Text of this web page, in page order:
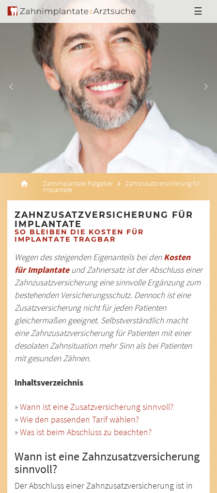
☰
Zahnimplantate Ratgeber Zahnzusatzversicherung für
Implantate
ZAHNZUSATZVERSICHERUNG FÜR
IMPLANTATE
SO BLEIBEN DIE KOSTEN FÜR
IMPLANTATE TRAGBAR
Wegen des steigenden Eigenanteils bei denKosten
für Implantateund Zahnersatz ist der Abschluss einer
Zahnzusatzversicherung eine sinnvolle Ergänzung zum
bestehenden Versicherungsschutz. Dennoch ist eine
Zusatzversicherung nicht für jeden Patienten
gleichermaßen geeignet. Selbstverständlich macht
eine Zahnzusatzversicherung für Patienten mit einer
desolaten Zahnsituation mehr Sinn als bei Patienten
mit gesunden Zähnen.
Inhaltsverzeichnis
»Wann ist eine Zusatzversicherung sinnvoll?
»Wie den passenden Tarif wählen?
»Was ist beim Abschluss zu beachten?
Wann ist eine Zahnzusatzversicherung
sinnvoll?
Der Abschluss einer Zahnzusatzversicherung ist in